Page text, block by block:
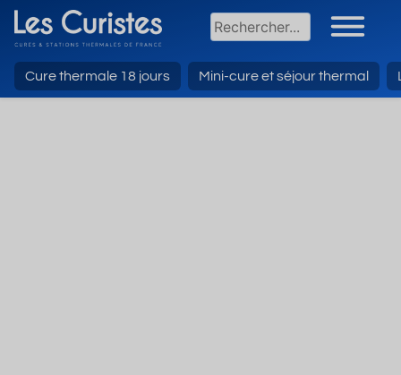
Cure thermale 18 jours Mini-cure et séjour thermal